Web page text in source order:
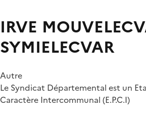
IRVE
SYMIELECVAR
Autre
Le Syndicat Départemental est un
Caractère Intercommunal (E.P.C.I)